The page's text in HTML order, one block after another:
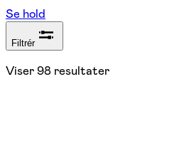
Se hold
Filtrér
Viser 98 resultater